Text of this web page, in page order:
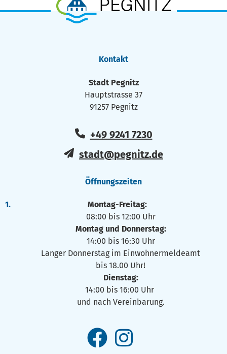
Kontakt
Stadt Pegnitz
Hauptstrasse 37
91257 Pegnitz
+49 9241 7230
stadt@pegnitz.de
Öffnungszeiten
Montag-Freitag:
08:00 bis 12:00 Uhr
Montag und Donnerstag:
14:00 bis 16:30 Uhr
Langer Donnerstag im Einwohnermeldeamt
bis 18.00 Uhr!
Dienstag:
14:00 bis 16:00 Uhr
und nach Vereinbarung.